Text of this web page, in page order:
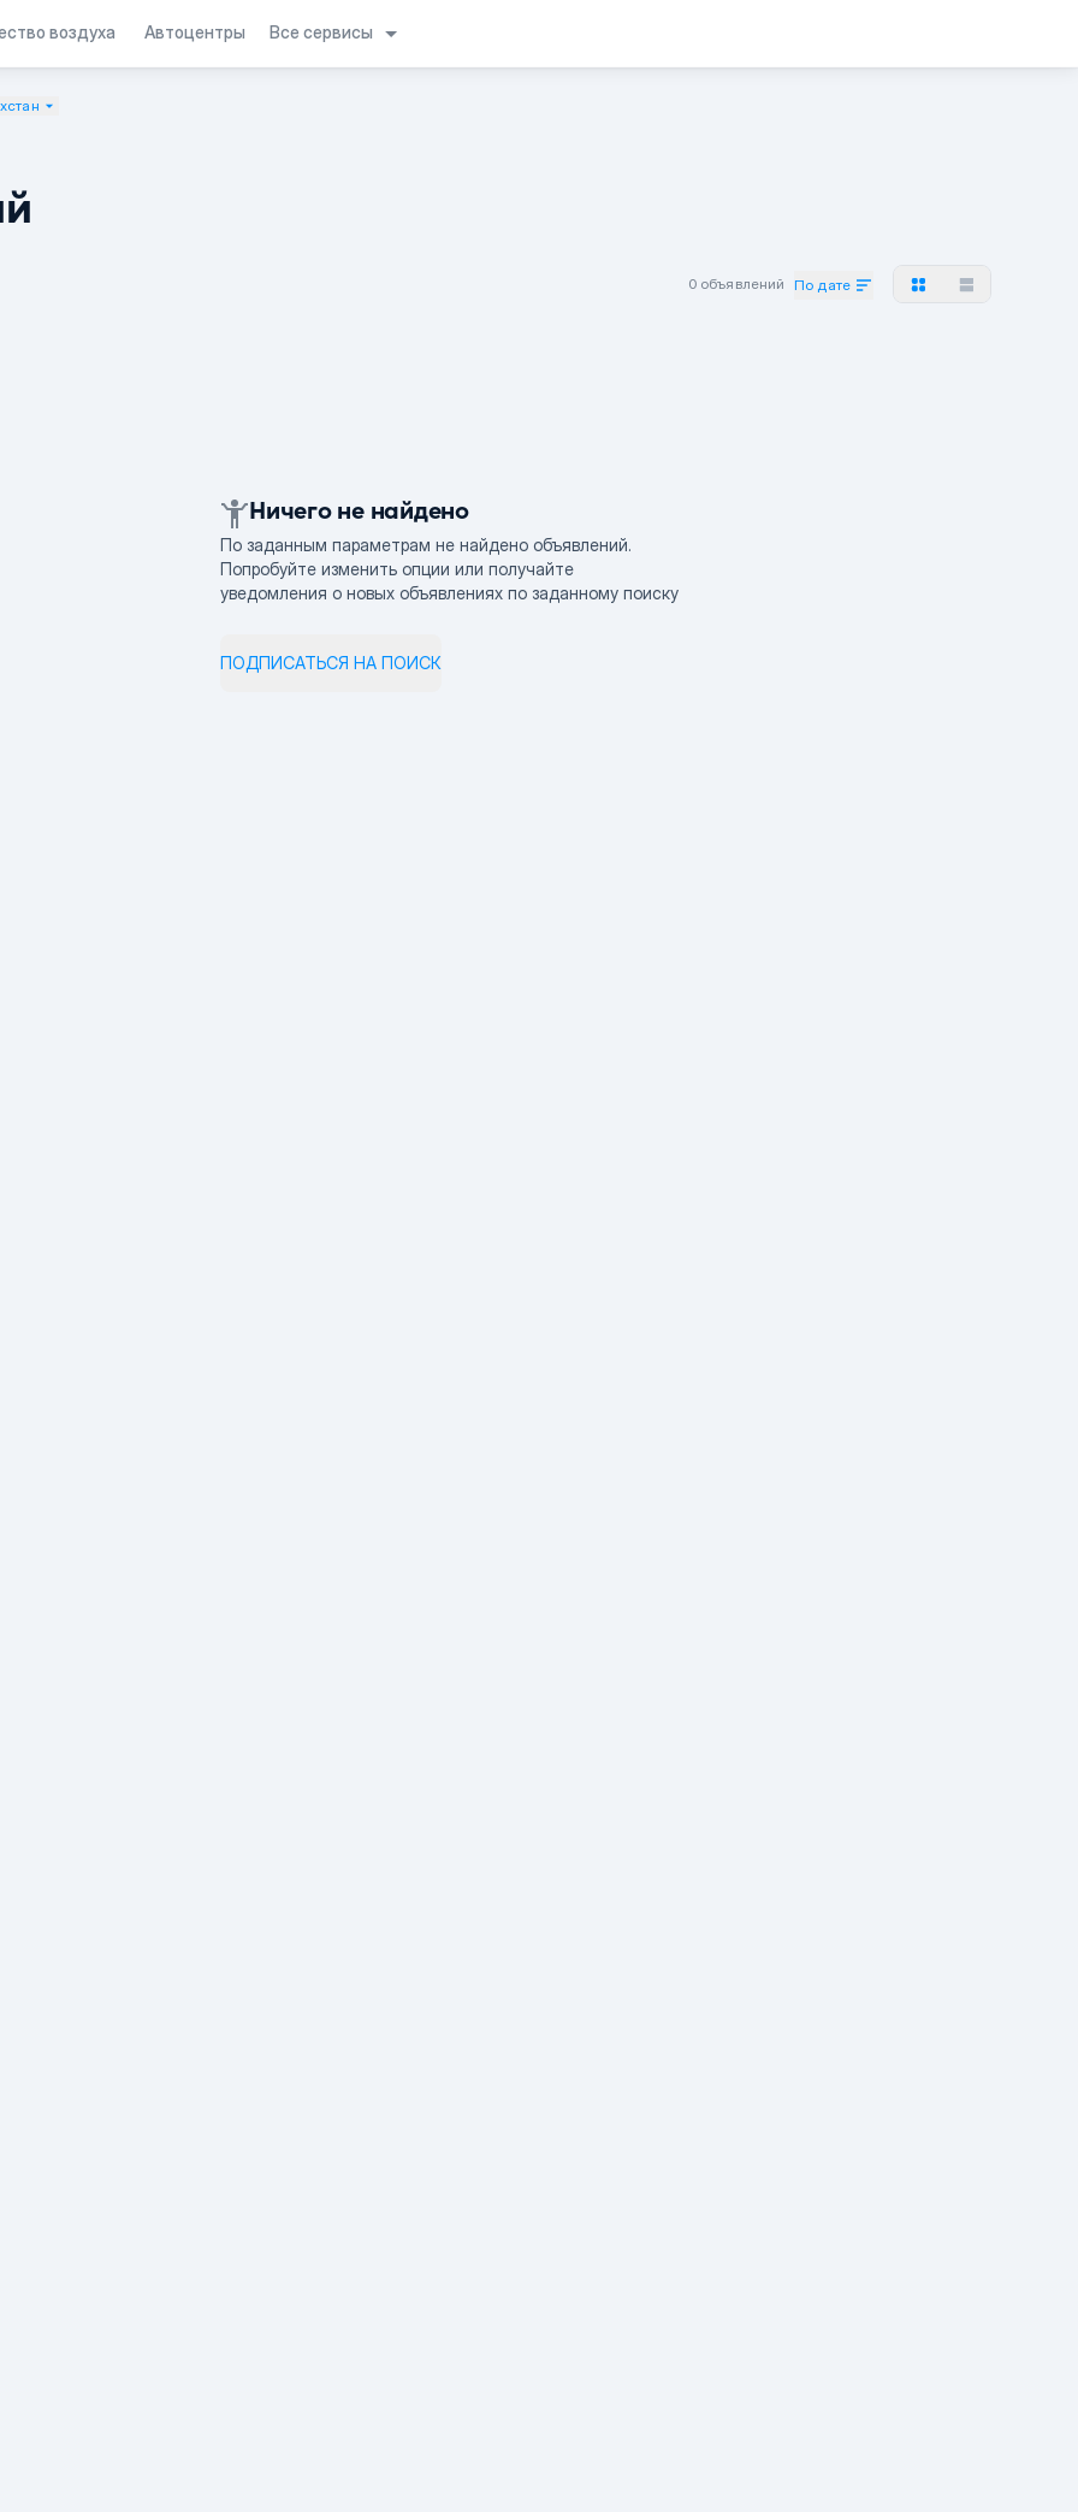
воздуха Автоцентры Все сервисы
0 объявлений По дате
Ничего не найдено
По заданным параметрам не найдено объявлений.
Попробуйте изменить опции или получайте
уведомления о новых объявлениях по заданному поиску
ПОДПИСАТЬСЯ НА ПОИСК